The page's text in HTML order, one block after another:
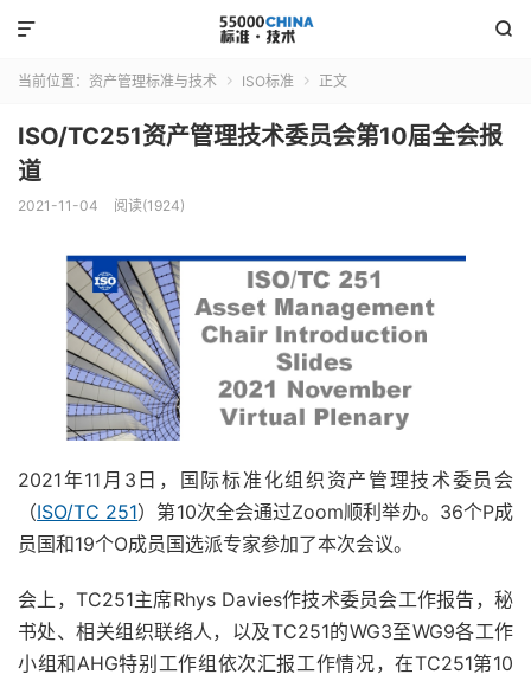


当前位置： 资产管理标准与技术  ISO标准  正文
ISO/TC251资产管理技术委员会第10届全会报
道
2021-11-04 阅读(1924)
2021年11月3日，国际标准化组织资产管理技术委员会
（ISO/TC 251）第10次全会通过Zoom顺利举办。36个P成
员国和19个O成员国选派专家参加了本次会议。
会上，TC251主席Rhys Davies作技术委员会工作报告，秘
书处、相关组织联络人，以及TC251的WG3至WG9各工作
小组和AHG特别工作组依次汇报工作情况，在TC251第10